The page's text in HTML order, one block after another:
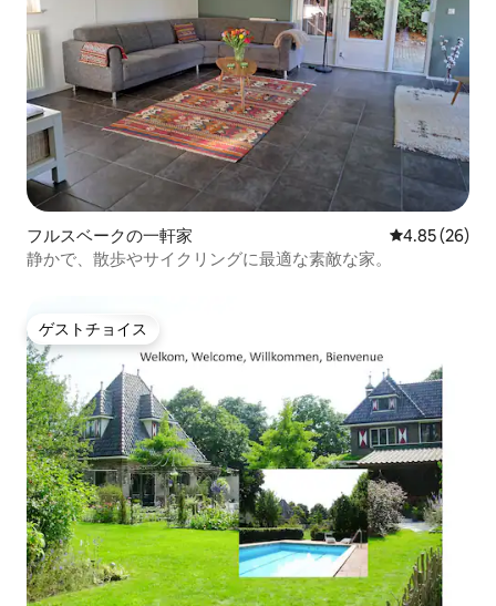
フルスベークの一軒家 レビュー26
4.85 (26)
静かで、散歩やサイクリングに最適な素敵な家。
ゲストチョイス
ゲストチョイス